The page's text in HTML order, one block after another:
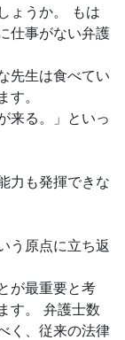
ょうか。 もは
仕事がない弁護
先生は食べてい
。
来る。」といっ
力も発揮できな
う原点に立ち返
が最重要と考
す。 弁護士数
く、従来の法律